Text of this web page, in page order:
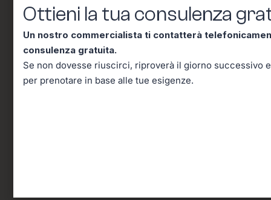
Ottieni la tua consulenza
Un nostro commercialista ti contatterà
consulenza gratuita.
Se non dovesse riuscirci, riproverà il giorno successivo
per prenotare in base alle tue esigenze.